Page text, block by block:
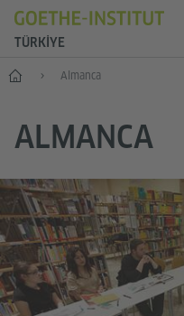
TÜRKIYE
Anasayfa Almanca
ALMANCA